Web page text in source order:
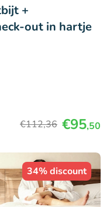
+
out in hartje
€112,36 €95,50
34% discount